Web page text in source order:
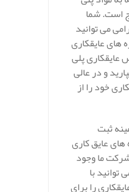
است. شما
می توانید
های عایقکاری
پلی
و در عالی
خود را از
ثبت
عایق کاری
ما وجود
توانید با
را برای